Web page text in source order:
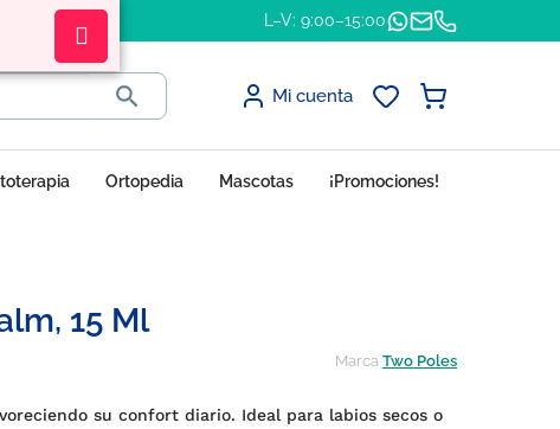
L–V: 9:00–15:00
 Mi cuenta
Ortopedia Mascotas ¡Promociones!
15 Ml
Marca Two Poles
su confort diario. Ideal para labios secos o